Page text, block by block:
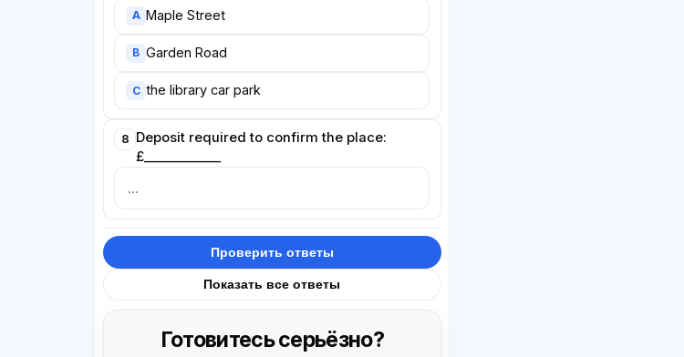
A Maple Street
B Garden Road
C the library car park
8
Deposit required to confirm the place:
£____________
Проверить ответы
Показать все ответы
Готовитесь серьёзно?